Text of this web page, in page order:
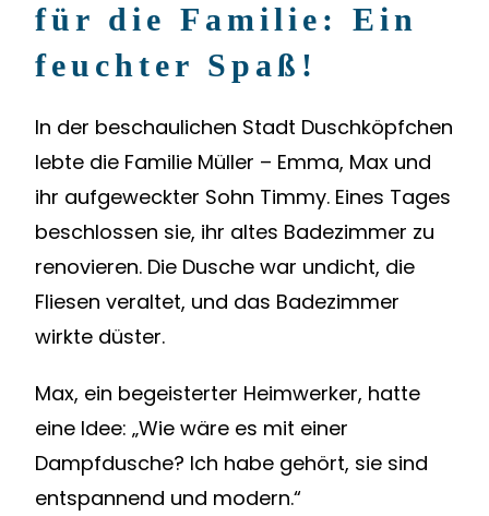
für die Familie: Ein
feuchter Spaß!
In der beschaulichen Stadt Duschköpfchen
lebte die Familie Müller – Emma, Max und
ihr aufgeweckter Sohn Timmy. Eines Tages
beschlossen sie, ihr altes Badezimmer zu
renovieren. Die Dusche war undicht, die
Fliesen veraltet, und das Badezimmer
wirkte düster.
Max, ein begeisterter Heimwerker, hatte
eine Idee: „Wie wäre es mit einer
Dampfdusche? Ich habe gehört, sie sind
entspannend und modern.“